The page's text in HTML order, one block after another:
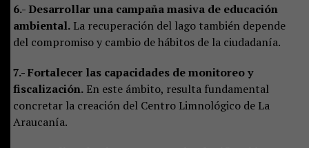
6.- Desarrollar una campaña masiva de educación
ambiental.La recuperación del lago también depende
del compromiso y cambio de hábitos de la ciudadanía.
7.- Fortalecer las capacidades de monitoreo y
fiscalización.En este ámbito, resulta fundamental
concretar la creación del Centro Limnológico de La
Araucanía.